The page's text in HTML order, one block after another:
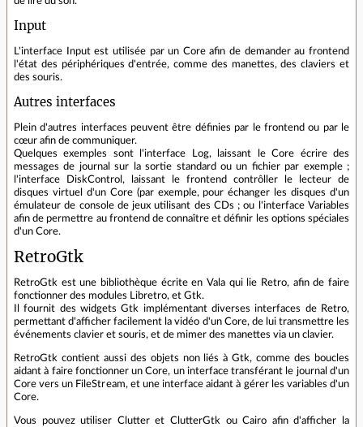
Input
L'interface Input est utilisée par un Core afin de demander au frontend
l'état des périphériques d'entrée, comme des manettes, des claviers et
des souris.
Autres interfaces
Plein d'autres interfaces peuvent être définies par le frontend ou par le
cœur afin de communiquer.
Quelques exemples sont l'interface Log, laissant le Core écrire des
messages de journal sur la sortie standard ou un fichier par exemple ;
l'interface DiskControl, laissant le frontend contrôller le lecteur de
disques virtuel d'un Core (par exemple, pour échanger les disques d'un
émulateur de console de jeux utilisant des CDs ; ou l'interface Variables
afin de permettre au frontend de connaître et définir les options spéciales
d'un Core.
RetroGtk
RetroGtk est une bibliothèque écrite en Vala qui lie Retro, afin de faire
fonctionner des modules Libretro, et Gtk.
Il fournit des widgets Gtk implémentant diverses interfaces de Retro,
permettant d'afficher facilement la vidéo d'un Core, de lui transmettre les
événements clavier et souris, et de mimer des manettes via un clavier.
RetroGtk contient aussi des objets non liés à Gtk, comme des boucles
aidant à faire fonctionner un Core, un interface transférant le journal d'un
Core vers un FileStream, et une interface aidant à gérer les variables d'un
Core.
Vous pouvez utiliser Clutter et ClutterGtk ou Cairo afin d'afficher la